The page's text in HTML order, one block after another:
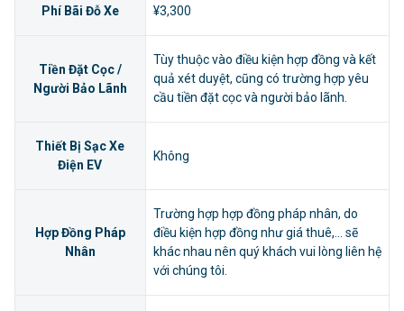
Phí Bãi Đỗ Xe ¥3,300
Tiền Đặt Cọc /
Người Bảo Lãnh
Tùy thuộc vào điều kiện hợp đồng và kết
quả xét duyệt, cũng có trường hợp yêu
cầu tiền đặt cọc và người bảo lãnh.
Thiết Bị Sạc Xe
Điện EV
Không
Hợp Đồng Pháp
Nhân
Trường hợp hợp đồng pháp nhân, do
điều kiện hợp đồng như giá thuê,... sẽ
khác nhau nên quý khách vui lòng liên hệ
với chúng tôi.